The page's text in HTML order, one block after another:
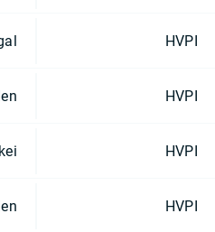
HVPI
HVPI
HVPI
HVPI